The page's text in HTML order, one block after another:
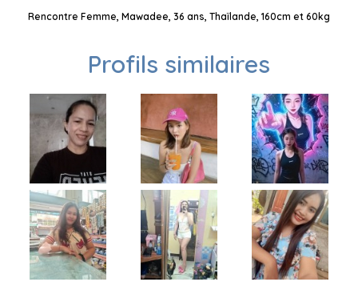
Rencontre Femme, Mawadee, 36 ans, Thaïlande, 160cm et 60kg
Profils similaires